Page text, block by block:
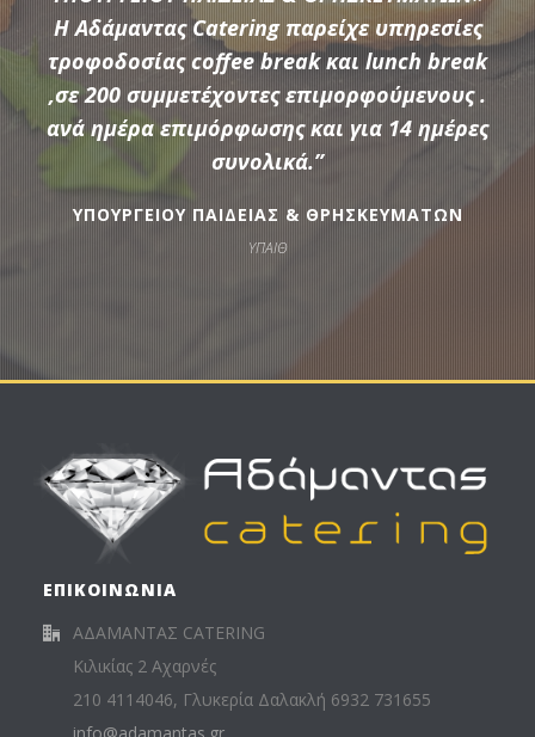
ανάγκες κάθε εκδήλωσης.
ΠΕΡΙΣΣΟΤΕΡΑ
Η Αδάμαντας Catering παρείχε υπηρεσίες
τροφοδοσίας coffee break και lunch break
,σε 200 συμμετέχοντες επιμορφούμενους .
ανά ημέρα επιμόρφωσης και για 14 ημέρες
συνολικά.”
ΥΠΟΥΡΓΕΙΟΥ ΠΑΙΔΕΙΑΣ & ΘΡΗΣΚΕΥΜΑΤΩΝ
ΥΠΑΙΘ
ΕΠΙΚΟΙΝΩΝΙΑ
ΑΔΑΜΑΝΤΑΣ CATERING
Κιλικίας 2 Αχαρνές
210 4114046, Γλυκερία Δαλακλή 6932 731655